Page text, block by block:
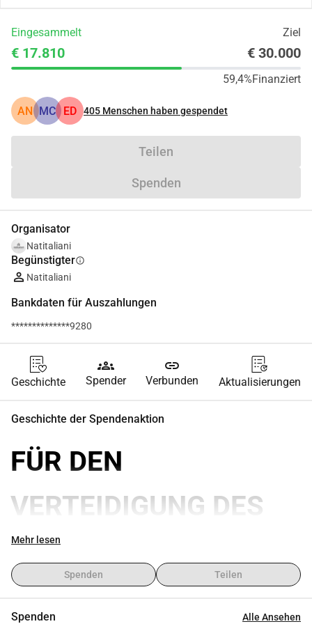
Eingesammelt Ziel
€ 17.810 € 30.000
59,4%Finanziert
AN MC ED 405 Menschen haben gespendet
Teilen
Spenden
Organisator
Natitaliani
Begünstigterinfo
Natitaliani
Bankdaten für Auszahlungen
**************9280
Geschichte
groups
Spender
link
Verbunden Aktualisierungen
Geschichte der Spendenaktion
FÜR DEN
VERTEIDIGUNG DES
RECHTS DER IM
AUSLAND
Mehr lesen
Spenden Teilen
Spenden Alle Ansehen